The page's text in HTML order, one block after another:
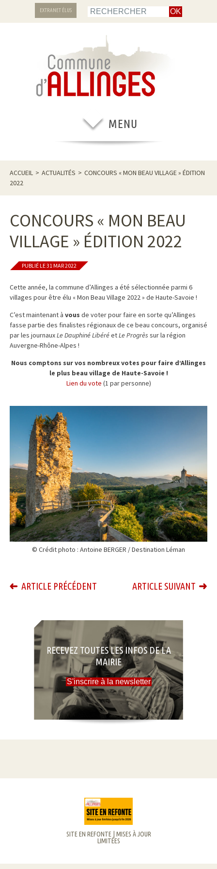
EXTRANET ÉLUS
ACCUEIL > ACTUALITÉS > CONCOURS « MON BEAU VILLAGE » ÉDITION
2022
CONCOURS « MON BEAU
VILLAGE » ÉDITION 2022
PUBLIÉ LE 31 MAR 2022
Cette année, la commune d’Allinges a été sélectionnée parmi 6
villages pour être élu « Mon Beau Village 2022 » de Haute-Savoie !
C’est maintenant à vous de voter pour faire en sorte qu’Allinges
fasse partie des finalistes régionaux de ce beau concours, organisé
par les journauxLe Dauphiné LibéréetLe Progrès sur la région
Auvergne-Rhône-Alpes !
Nous comptons sur vos nombreux votes pour faire d’Allinges
le plus beau village de Haute-Savoie !
Lien du vote (1 par personne)
© Crédit photo : Antoine BERGER / Destination Léman
ARTICLE PRÉCÉDENT ARTICLE SUIVANT
RECEVEZ TOUTES LES INFOS DE LA
MAIRIE
S'inscrire à la newsletter
SITE EN REFONTE | MISES À JOUR
LIMITÉES